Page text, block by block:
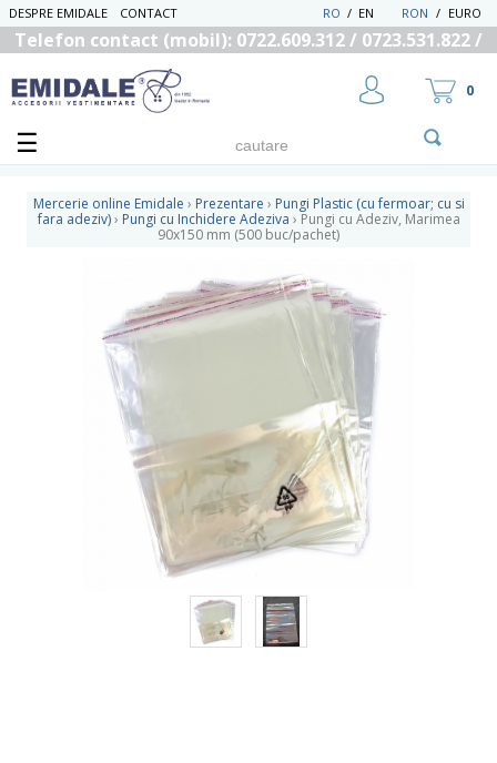
DESPRE EMIDALE CONTACT RON / EURO
EN
/
RO
Telefon contact (mobil): 0722.609.312 / 0723.531.822 /
RECUPEREAZA PAROLA
0
Mercerie online Emidale › Prezentare › Pungi Plastic (cu fermoar; cu si
fara adeziv) › Pungi cu Inchidere Adeziva › Pungi cu Adeziv, Marimea
90x150 mm (500 buc/pachet)